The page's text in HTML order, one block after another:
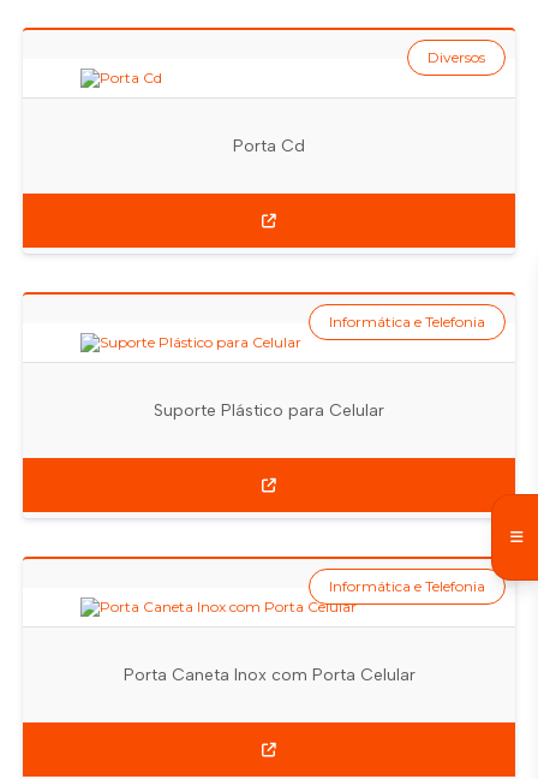
Porta Cd
Diversos
Suporte Plástico para Celular
Informática e Telefonia
Porta Caneta Inox com Porta Celular
Informática e Telefonia